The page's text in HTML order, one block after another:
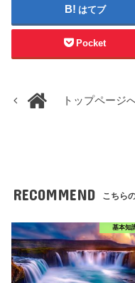
はてブ
Pocket
トップページ
RECOMMEND こちら
基本知